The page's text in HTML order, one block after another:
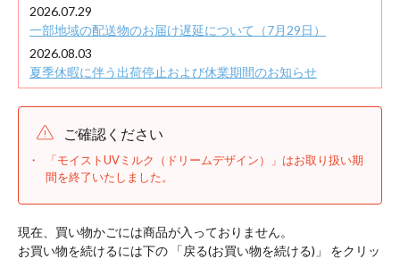
2026.07.29
一部地域の配送物のお届け遅延について（7月29日）
2026.08.03
夏季休暇に伴う出荷停止および休業期間のお知らせ
ご確認ください
「モイストUVミルク（ドリームデザイン）」はお取り扱い期
間を終了いたしました。
現在、買い物かごには商品が入っておりません。
お買い物を続けるには下の 「戻る(お買い物を続ける)」 をクリッ